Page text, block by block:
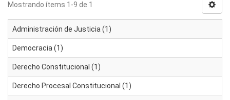
Mostrando ítems 1-9 de 1
Administración de Justicia (1)
Democracia (1)
Derecho Constitucional (1)
Derecho Procesal Constitucional (1)